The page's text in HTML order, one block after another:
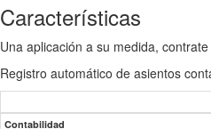
Características
Una aplicación a su medida,
Registro automático de asientos
Contabilidad